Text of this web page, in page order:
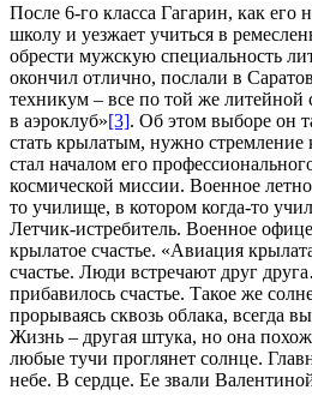
После 6-го класса Гагарин, как его
школу и уезжает учиться в
обрести мужскую специальность
окончил отлично, послали в
техникум – все по той же литейной
в аэроклуб»[3]. Об этом выборе он
стать крылатым, нужно стремление
стал началом его
космической миссии. Военное
то училище, в котором когда-то
Летчик-истребитель. Военное
крылатое счастье. «Авиация
счастье. Люди встречают друг
прибавилось счастье. Такое же
прорываясь сквозь облака, всегда
Жизнь – другая штука, но она
любые тучи проглянет солнце.
небе. В сердце. Ее звали